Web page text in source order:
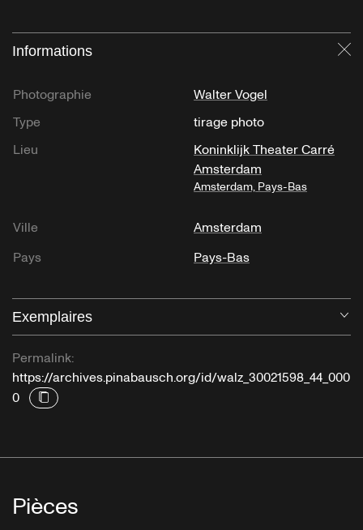
Informations
Photographie
Walter Vogel
Type
tirage photo
Lieu
Koninklijk Theater Carré
Amsterdam
Amsterdam, Pays-Bas
Ville
Amsterdam
Pays
Pays-Bas
Exemplaires
Permalink:
https://archives.pinabausch.org/id/walz_30021598_44_000
0
Pièces